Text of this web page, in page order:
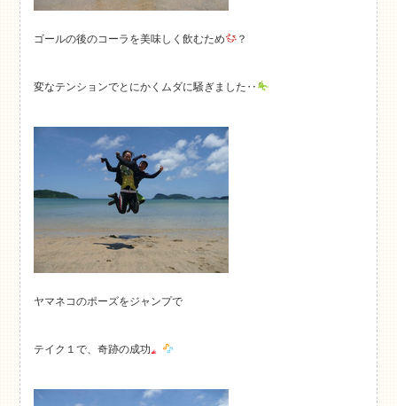
ゴールの後のコーラを美味しく飲むため ？
変なテンションでとにかくムダに騒ぎました‥
ヤマネコのポーズをジャンプで
テイク１で、奇跡の成功